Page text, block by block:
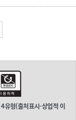
유형(출처표시-상업적 이